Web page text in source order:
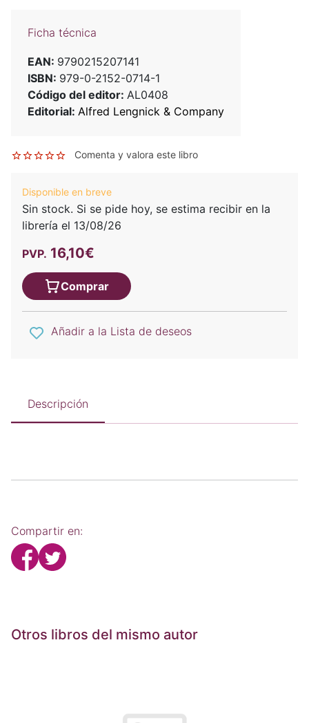
Ficha técnica
EAN: 9790215207141
ISBN: 979-0-2152-0714-1
Código del editor: AL0408
Editorial: Alfred Lengnick & Company
Comenta y valora este libro
Disponible en breve
Sin stock. Si se pide hoy, se estima recibir en la
librería el 13/08/26
PVP. 16,10€
Comprar
Añadir a la Lista de deseos
Descripción
Compartir en:
Otros libros del mismo autor